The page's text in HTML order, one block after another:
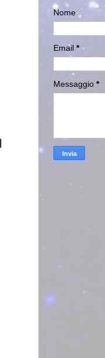
Nome
Email *
Messaggio *